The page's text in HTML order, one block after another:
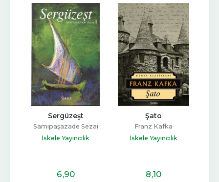
Sergüzeşt
Samipaşazade Sezai
İskele Yayıncılık
6,90
Şato
Franz Kafka
İskele Yayıncılık
8,10